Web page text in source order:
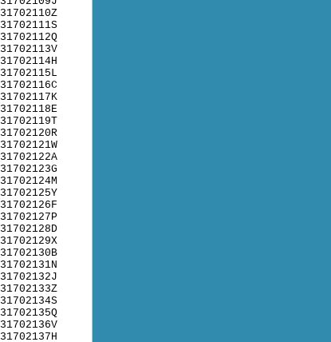
31702110Z
31702111S
31702112Q
31702113V
31702114H
31702115L
31702116C
31702117K
31702118E
31702119T
31702120R
31702121W
31702122A
31702123G
31702124M
31702125Y
31702126F
31702127P
31702128D
31702129X
31702130B
31702131N
31702132J
31702133Z
31702134S
31702135Q
31702136V
31702137H